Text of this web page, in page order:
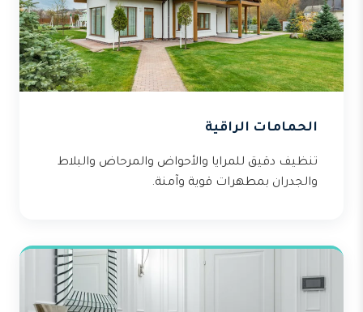
الحمامات الراقية
تنظيف دقيق للمرايا والأحواض والمرحاض والبلاط
والجدران بمطهرات قوية وآمنة.